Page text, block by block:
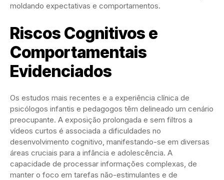
moldando expectativas e comportamentos.
Riscos Cognitivos e
Comportamentais
Evidenciados
Os estudos mais recentes e a experiência clínica de
psicólogos infantis e pedagogos têm delineado um cenário
preocupante. A exposição prolongada e sem filtros a
vídeos curtos é associada a dificuldades no
desenvolvimento cognitivo, manifestando-se em diversas
áreas cruciais para a infância e adolescência. A
capacidade de processar informações complexas, de
manter o foco em tarefas não-estimulantes e de